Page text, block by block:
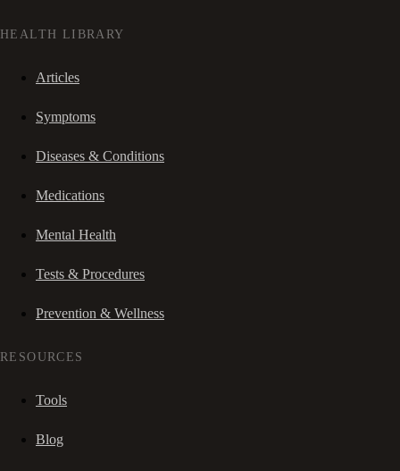
HEALTH LIBRARY
Articles
Symptoms
Diseases & Conditions
Medications
Mental Health
Tests & Procedures
Prevention & Wellness
RESOURCES
Tools
Blog